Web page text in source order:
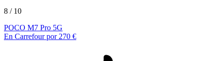
8 / 10
POCO M7 Pro 5G
En Carrefour por 270 €